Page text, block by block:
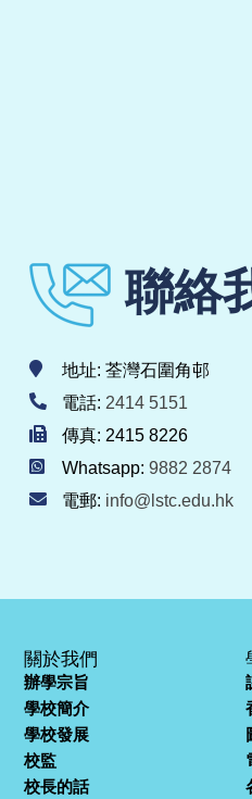
聯絡
地址: 荃灣石圍角邨
電話: 2414 5151
傳真: 2415 8226
Whatsapp: 9882 2874
電郵: info@lstc.edu.hk
關於我們
辦學宗旨
學校簡介
學校發展
校監
校長的話